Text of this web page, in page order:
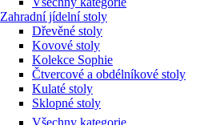
Zahradní jídelní stoly
Dřevěné stoly
Kovové stoly
Kolekce Sophie
Čtvercové a obdélníkové stoly
Kulaté stoly
Sklopné stoly
Všechny kategorie